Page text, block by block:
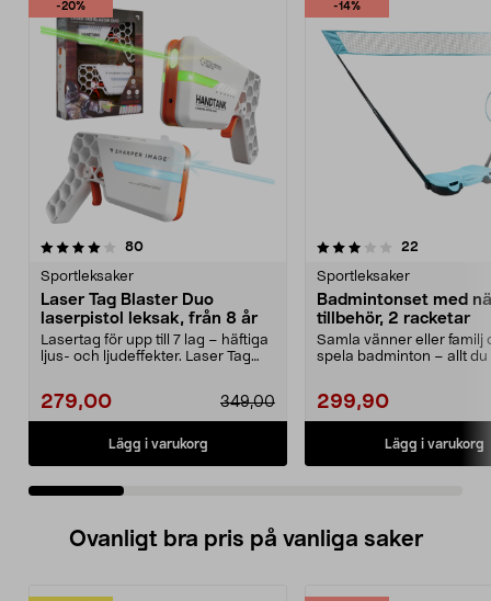
-20%
80recensioner
Sportleksaker
Laser Tag Blaster Duo
laserpistol leksak, från 8 år
Lasertag för upp till 7 lag – häftiga
ljus- och ljudeffekter. Laser Tag
279,00 349,00
Lägg i varukorg
-14%
3.5 av 5 stjärnor 22
Sportleksaker
Badmintonset med
tillbehör, 2 racketar
Samla vänner eller familj
spela badminton – allt
299,90
Lägg i varukorg
2.5 av 5 stjärnor
Ovanligt bra pris på vanliga saker